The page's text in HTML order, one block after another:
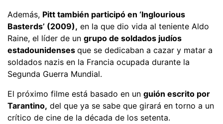
Además, Pitt también participó en ‘Inglourious
Basterds’ (2009), en la que dio vida al teniente Aldo
Raine, el líder de un grupo de soldados judíos
estadounidenses que se dedicaban a cazar y matar a
soldados nazis en la Francia ocupada durante la
Segunda Guerra Mundial.
El próximo filme está basado en un guión escrito por
Tarantino, del que ya se sabe que girará en torno a un
crítico de cine de la década de los setenta.